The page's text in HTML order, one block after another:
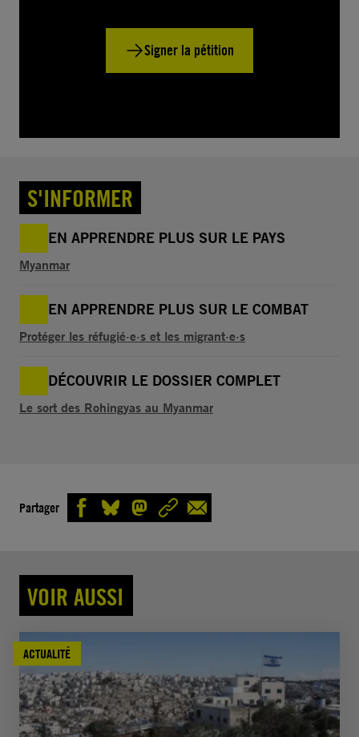
Signer la pétition
S'INFORMER
EN APPRENDRE PLUS SUR LE PAYS
Myanmar
EN APPRENDRE PLUS SUR LE COMBAT
Protéger les réfugié·e·s et les migrant·e·s
DÉCOUVRIR LE DOSSIER COMPLET
Le sort des Rohingyas au Myanmar
Partager
VOIR AUSSI
ACTUALITÉ